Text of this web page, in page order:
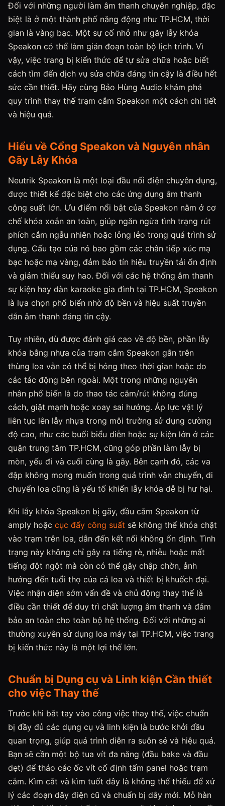
Đối với những người làm âm thanh chuyên nghiệp, đặc
biệt là ở một thành phố năng động như TP.HCM, thời
gian là vàng bạc. Một sự cố nhỏ như gãy lẫy khóa
Speakon có thể làm gián đoạn toàn bộ lịch trình. Vì
vậy, việc trang bị kiến thức để tự sửa chữa hoặc biết
cách tìm đến dịch vụ sửa chữa đáng tin cậy là điều hết
sức cần thiết. Hãy cùng Bảo Hùng Audio khám phá
quy trình thay thế trạm cắm Speakon một cách chi tiết
và hiệu quả.
Hiểu về Cổng Speakon và Nguyên nhân
Gãy Lẫy Khóa
Neutrik Speakon là một loại đầu nối điện chuyên dụng,
được thiết kế đặc biệt cho các ứng dụng âm thanh
công suất lớn. Ưu điểm nổi bật của Speakon nằm ở cơ
chế khóa xoắn an toàn, giúp ngăn ngừa tình trạng rút
phích cắm ngẫu nhiên hoặc lỏng lẻo trong quá trình sử
dụng. Cấu tạo của nó bao gồm các chân tiếp xúc mạ
bạc hoặc mạ vàng, đảm bảo tín hiệu truyền tải ổn định
và giảm thiểu suy hao. Đối với các hệ thống âm thanh
sự kiện hay dàn karaoke gia đình tại TP.HCM, Speakon
là lựa chọn phổ biến nhờ độ bền và hiệu suất truyền
dẫn âm thanh đáng tin cậy.
Tuy nhiên, dù được đánh giá cao về độ bền, phần lẫy
khóa bằng nhựa của trạm cắm Speakon gắn trên
thùng loa vẫn có thể bị hỏng theo thời gian hoặc do
các tác động bên ngoài. Một trong những nguyên
nhân phổ biến là do thao tác cắm/rút không đúng
cách, giật mạnh hoặc xoay sai hướng. Áp lực vật lý
liên tục lên lẫy nhựa trong môi trường sử dụng cường
độ cao, như các buổi biểu diễn hoặc sự kiện lớn ở các
quận trung tâm TP.HCM, cũng góp phần làm lẫy bị
mòn, yếu đi và cuối cùng là gãy. Bên cạnh đó, các va
đập không mong muốn trong quá trình vận chuyển, di
chuyển loa cũng là yếu tố khiến lẫy khóa dễ bị hư hại.
Khi lẫy khóa Speakon bị gãy, đầu cắm Speakon từ
amply hoặc cục đẩy công suất sẽ không thể khóa chặt
vào trạm trên loa, dẫn đến kết nối không ổn định. Tình
trạng này không chỉ gây ra tiếng rè, nhiễu hoặc mất
tiếng đột ngột mà còn có thể gây chập chờn, ảnh
hưởng đến tuổi thọ của cả loa và thiết bị khuếch đại.
Việc nhận diện sớm vấn đề và chủ động thay thế là
điều cần thiết để duy trì chất lượng âm thanh và đảm
bảo an toàn cho toàn bộ hệ thống. Đối với những ai
thường xuyên sử dụng loa máy tại TP.HCM, việc trang
bị kiến thức này là một lợi thế lớn.
Chuẩn bị Dụng cụ và Linh kiện Cần thiết
cho việc Thay thế
Trước khi bắt tay vào công việc thay thế, việc chuẩn
bị đầy đủ các dụng cụ và linh kiện là bước khởi đầu
quan trọng, giúp quá trình diễn ra suôn sẻ và hiệu quả.
Bạn sẽ cần một bộ tua vít đa năng (đầu bake và đầu
dẹt) để tháo các ốc vít cố định tấm panel hoặc trạm
cắm. Kìm cắt và kìm tuốt dây là không thể thiếu để xử
lý các đoạn dây điện cũ và chuẩn bị dây mới. Mỏ hàn